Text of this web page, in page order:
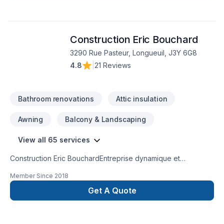
Construction Eric Bouchard
3290 Rue Pasteur, Longueuil, J3Y 6G8
4.8
21 Reviews
Bathroom renovations Attic insulation
Awning Balcony & Landscaping
View all 65 services
Construction Eric BouchardEntreprise dynamique et
(CCQ) et plus de 15 ans d’expérience. Entrepreneur Général
à votre disposition pour réaliser vos projets de rénovation
personalisés. Qu'ils soient petits ou gros, nous avons à coeur
Member Since 2018
Get A Quote